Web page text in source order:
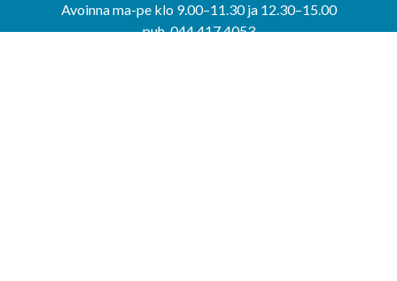
Avoinna ma-pe klo 9.00–11.30 ja 12.30–15.00
puh. 044 417 4053